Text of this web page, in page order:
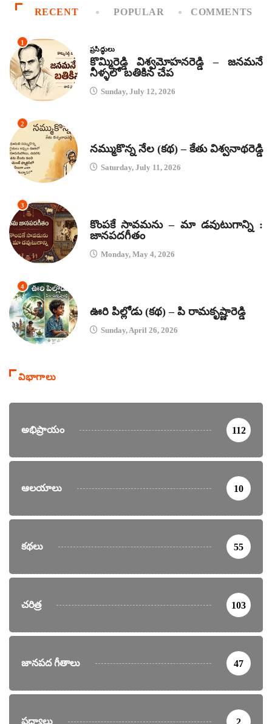
RECENT POPULAR COMMENTS
1
ప్రసిద్ధులు
కొమ్మిరెడ్డి విశ్వమోహనరెడ్డి – జనమనే
నీళ్ళలో బతికిన చేప
Sunday, July 12, 2026
2
నమ్ముకొన్న నేల (కథ) – కేతు విశ్వనాథరెడ్డి
Saturday, July 11, 2026
3
కొంపకే సావమను – మా డవుటుగాన్ని :
జానపదగీతం
Monday, May 4, 2026
4
ఊరి పిల్లోడు (కథ) – పి రామకృష్ణారెడ్డి
Sunday, April 26, 2026
విభాగాలు
అభిప్రాయం 112
ఆలయాలు 10
కథలు 55
చరిత్ర 103
జానపద గీతాలు 47
పద్యాలు